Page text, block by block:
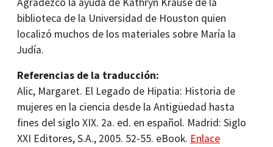
biblioteca de la Universidad de Houston quien
localizó muchos de los materiales sobre María la
Judía.
Referencias de la traducción:
Alic, Margaret. El Legado de Hipatia: Historia de
mujeres en la ciencia desde la Antigüedad hasta
fines del siglo XIX. 2a. ed. en español. Madrid: Siglo
XXI Editores, S.A., 2005. 52-55. eBook. Enlace